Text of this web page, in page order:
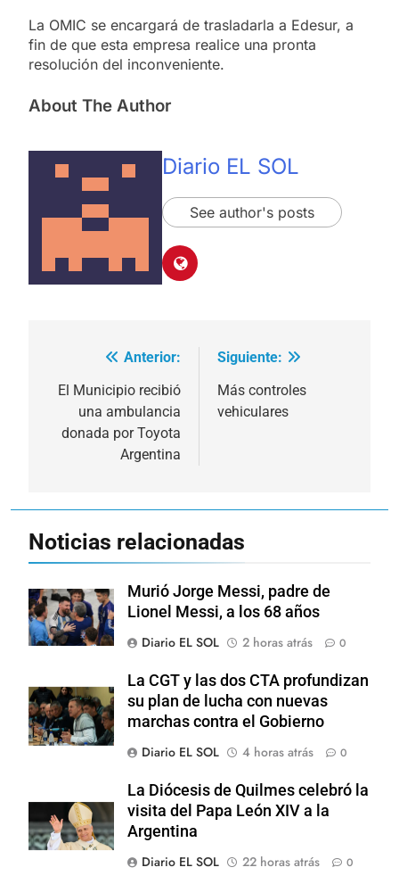
La OMIC se encargará de trasladarla a Edesur, a
fin de que esta empresa realice una pronta
resolución del inconveniente.
About The Author
Diario EL SOL
See author's posts
Navegación
de
entradas
Anterior:
El Municipio recibió
una ambulancia
donada por Toyota
Argentina
Siguiente:
Más controles
vehiculares
Noticias relacionadas
Murió Jorge Messi, padre de
Lionel Messi, a los 68 años
Diario EL SOL
2 horas atrás 0
La CGT y las dos CTA profundizan
su plan de lucha con nuevas
marchas contra el Gobierno
Diario EL SOL
4 horas atrás 0
La Diócesis de Quilmes celebró la
visita del Papa León XIV a la
Argentina
Diario EL SOL
22 horas atrás 0